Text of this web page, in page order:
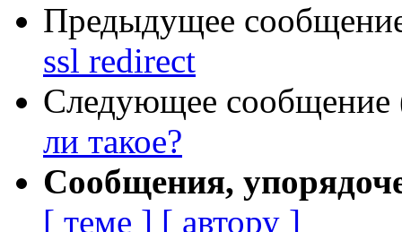
Предыдущее
ssl redirect
Следующее сообщение
ли такое?
Сообщения,
[ теме ] [ автору ]